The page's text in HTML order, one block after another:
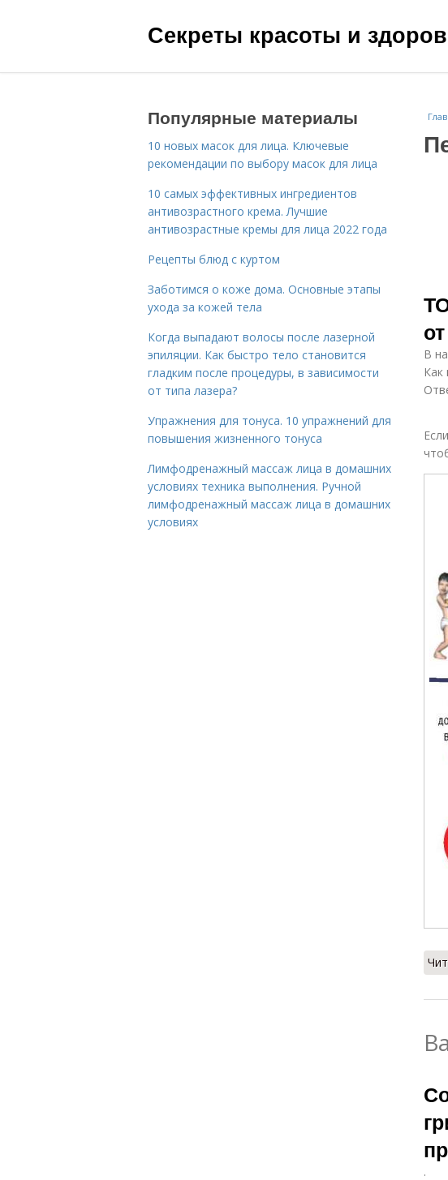
Секреты красоты и
В
Как
.
Популярные материалы
10 новых масок для лица. Ключевые
рекомендации по выбору масок для лица
10 самых эффективных ингредиентов
антивозрастного крема. Лучшие
антивозрастные кремы для лица 2022 года
Рецепты блюд с куртом
Заботимся о коже дома. Основные этапы
ухода за кожей тела
Когда выпадают волосы после лазерной
эпиляции. Как быстро тело становится
гладким после процедуры, в зависимости
от типа лазера?
Упражнения для тонуса. 10 упражнений для
повышения жизненного тонуса
Лимфодренажный массаж лица в домашних
условиях техника выполнения. Ручной
лимфодренажный массаж лица в домашних
условиях